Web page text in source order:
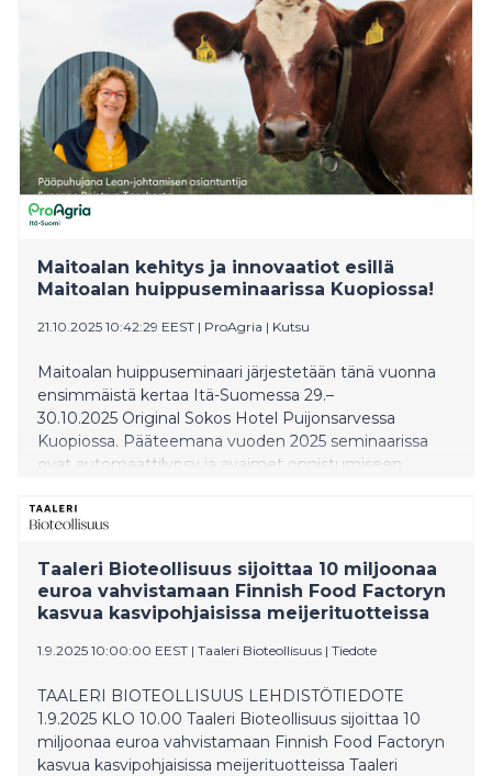
Maitoalan kehitys ja innovaatiot esillä
Maitoalan huippuseminaarissa Kuopiossa!
21.10.2025 10:42:29 EEST | ProAgria | Kutsu
Maitoalan huippuseminaari järjestetään tänä vuonna
ensimmäistä kertaa Itä-Suomessa 29.–
30.10.2025 Original Sokos Hotel Puijonsarvessa
Kuopiossa. Pääteemana vuoden 2025 seminaarissa
ovat automaattilypsy ja avaimet onnistumiseen.
maatilayrityksen johtamiseen ja lypsylehmien
hyvinvointiin liittyen. Maitoalan huippuseminaarin liput
myytiin loppuun ennätysajassa!
Taaleri Bioteollisuus sijoittaa 10 miljoonaa
euroa vahvistamaan Finnish Food Factoryn
kasvua kasvipohjaisissa meijerituotteissa
1.9.2025 10:00:00 EEST | Taaleri Bioteollisuus | Tiedote
TAALERI BIOTEOLLISUUS LEHDISTÖTIEDOTE
1.9.2025 KLO 10.00 Taaleri Bioteollisuus sijoittaa 10
miljoonaa euroa vahvistamaan Finnish Food Factoryn
kasvua kasvipohjaisissa meijerituotteissa Taaleri